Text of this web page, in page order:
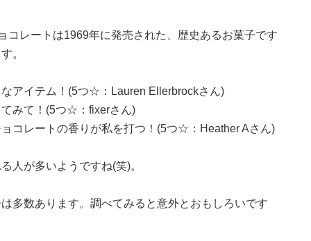
コレートは1969年に発売された、歴史あるお菓子です
。
アイテム！(5つ☆：Lauren Ellerbrockさん)
みて！(5つ☆：fixerさん)
コレートの香りが私を打つ！(5つ☆：Heather Aさん)
人が多いようですね(笑)。
多数あります。調べてみると意外とおもしろいです